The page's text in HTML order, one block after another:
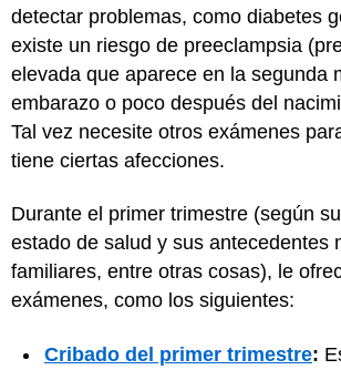
detectar problemas, como diabetes
existe un riesgo de preeclampsia
elevada que aparece en la segunda
embarazo o poco después del
Tal vez necesite otros exámenes
tiene ciertas afecciones.
Durante el primer trimestre (según
estado de salud y sus antecedentes
familiares, entre otras cosas), le
exámenes, como los siguientes:
Cribado del primer trimestre: